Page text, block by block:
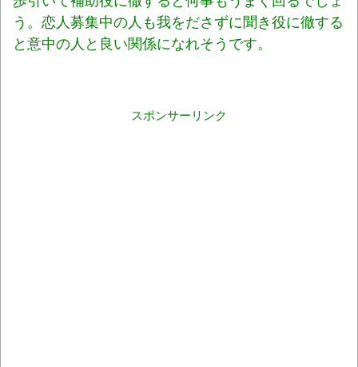
う。恋人募集中の人も我をださずに聞き役に徹する
と意中の人と良い関係になれそうです。
スポンサーリンク